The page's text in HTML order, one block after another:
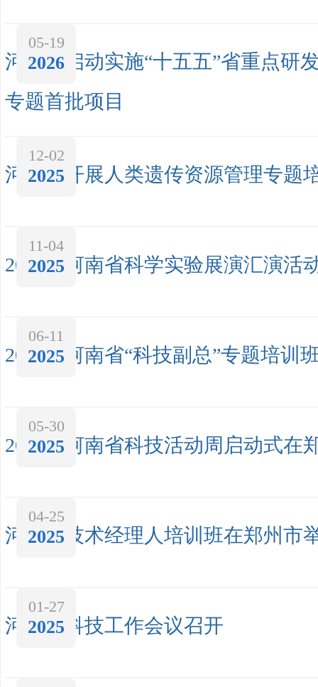
河南省启动实施“十五五”省重点研
专题首批项目
05-19
2026
河南省开展人类遗传资源管理专题
12-02
2025
2025年河南省科学实验展演汇演活
11-04
2025
2025年河南省“科技副总”专题培训
06-11
2025
2025年河南省科技活动周启动式在
05-30
2025
河南省技术经理人培训班在郑州市
04-25
2025
河南省科技工作会议召开
01-27
2025